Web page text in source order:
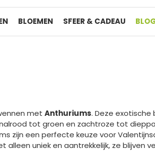
BLOEMEN SFEER & CADEAU
met Anthuriums. Deze exotische
tot groen en zachtroze tot
zijn een perfecte keuze voor
uniek en aantrekkelijk, ze blijven